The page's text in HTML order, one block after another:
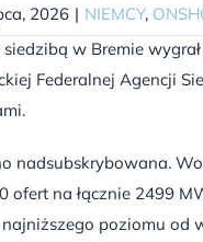
2026 | NIEMCY,
w Bremie
Federalnej Agencji
nadsubskrybowana.
ofert na łącznie 2499
poziomu od